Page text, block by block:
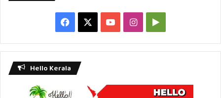
Facebook YouTubeInstagramGoogle
Play
Hello Kerala